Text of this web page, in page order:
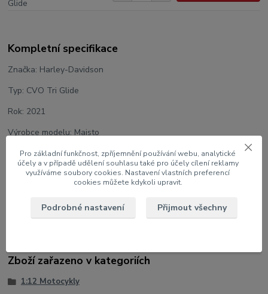
Kompletní specifikace
Značka: Harley-Davidson
Typ: CVO Tri Glide
Rok: 2021
Výrobce modelu: Maisto
Měřítko: 1:12
Velikost: 22 cm
Model v papírové krabici s oknem
Zboží zařazeno v kategoriích
1:12 Motocykly
Pro základní funkčnost, zpříjemnění používání webu, analytické
účely a v případě udělení souhlasu také pro účely cílení reklamy
využíváme soubory cookies. Nastavení vlastních preferencí
cookies můžete kdykoli upravit.
Podrobné nastavení Přijmout všechny